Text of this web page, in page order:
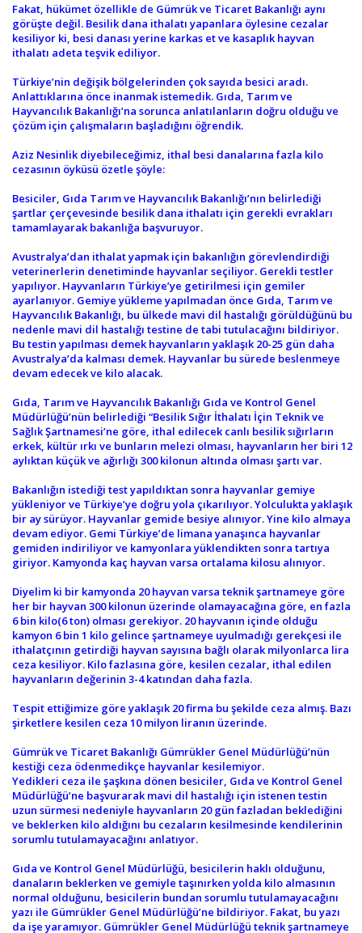
Fakat, hükümet özellikle de Gümrük ve Ticaret Bakanlığı aynı
görüşte değil. Besilik dana ithalatı yapanlara öylesine cezalar
kesiliyor ki, besi danası yerine karkas et ve kasaplık hayvan
ithalatı adeta teşvik ediliyor.
Türkiye’nin değişik bölgelerinden çok sayıda besici aradı.
Anlattıklarına önce inanmak istemedik. Gıda, Tarım ve
Hayvancılık Bakanlığı’na sorunca anlatılanların doğru olduğu ve
çözüm için çalışmaların başladığını öğrendik.
Aziz Nesinlik diyebileceğimiz, ithal besi danalarına fazla kilo
cezasının öyküsü özetle şöyle:
Besiciler, Gıda Tarım ve Hayvancılık Bakanlığı’nın belirlediği
şartlar çerçevesinde besilik dana ithalatı için gerekli evrakları
tamamlayarak bakanlığa başvuruyor.
Avustralya’dan ithalat yapmak için bakanlığın görevlendirdiği
veterinerlerin denetiminde hayvanlar seçiliyor. Gerekli testler
yapılıyor. Hayvanların Türkiye’ye getirilmesi için gemiler
ayarlanıyor. Gemiye yükleme yapılmadan önce Gıda, Tarım ve
Hayvancılık Bakanlığı, bu ülkede mavi dil hastalığı görüldüğünü bu
nedenle mavi dil hastalığı testine de tabi tutulacağını bildiriyor.
Bu testin yapılması demek hayvanların yaklaşık 20-25 gün daha
Avustralya’da kalması demek. Hayvanlar bu sürede beslenmeye
devam edecek ve kilo alacak.
Gıda, Tarım ve Hayvancılık Bakanlığı Gıda ve Kontrol Genel
Müdürlüğü’nün belirlediği “Besilik Sığır İthalatı İçin Teknik ve
Sağlık Şartnamesi’ne göre, ithal edilecek canlı besilik sığırların
erkek, kültür ırkı ve bunların melezi olması, hayvanların her biri 12
aylıktan küçük ve ağırlığı 300 kilonun altında olması şartı var.
Bakanlığın istediği test yapıldıktan sonra hayvanlar gemiye
yükleniyor ve Türkiye’ye doğru yola çıkarılıyor. Yolculukta yaklaşık
bir ay sürüyor. Hayvanlar gemide besiye alınıyor. Yine kilo almaya
devam ediyor. Gemi Türkiye’de limana yanaşınca hayvanlar
gemiden indiriliyor ve kamyonlara yüklendikten sonra tartıya
giriyor. Kamyonda kaç hayvan varsa ortalama kilosu alınıyor.
Diyelim ki bir kamyonda 20 hayvan varsa teknik şartnameye göre
her bir hayvan 300 kilonun üzerinde olamayacağına göre, en fazla
6 bin kilo(6 ton) olması gerekiyor. 20 hayvanın içinde olduğu
kamyon 6 bin 1 kilo gelince şartnameye uyulmadığı gerekçesi ile
ithalatçının getirdiği hayvan sayısına bağlı olarak milyonlarca lira
ceza kesiliyor. Kilo fazlasına göre, kesilen cezalar, ithal edilen
hayvanların değerinin 3-4 katından daha fazla.
Tespit ettiğimize göre yaklaşık 20 firma bu şekilde ceza almış. Bazı
şirketlere kesilen ceza 10 milyon liranın üzerinde.
Gümrük ve Ticaret Bakanlığı Gümrükler Genel Müdürlüğü’nün
kestiği ceza ödenmedikçe hayvanlar kesilemiyor.
Yedikleri ceza ile şaşkına dönen besiciler, Gıda ve Kontrol Genel
Müdürlüğü’ne başvurarak mavi dil hastalığı için istenen testin
uzun sürmesi nedeniyle hayvanların 20 gün fazladan beklediğini
ve beklerken kilo aldığını bu cezaların kesilmesinde kendilerinin
sorumlu tutulamayacağını anlatıyor.
Gıda ve Kontrol Genel Müdürlüğü, besicilerin haklı olduğunu,
danaların beklerken ve gemiyle taşınırken yolda kilo almasının
normal olduğunu, besicilerin bundan sorumlu tutulamayacağını
yazı ile Gümrükler Genel Müdürlüğü’ne bildiriyor. Fakat, bu yazı
da işe yaramıyor. Gümrükler Genel Müdürlüğü teknik şartnameye